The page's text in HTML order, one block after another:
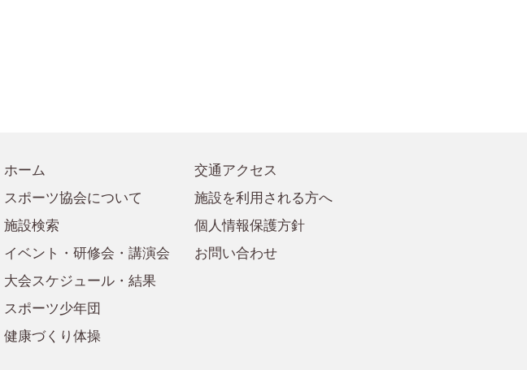
ホーム
スポーツ協会について
施設検索
イベント・研修会・講演会
大会スケジュール・結果
スポーツ少年団
健康づくり体操
交通アクセス
施設を利用される方へ
個人情報保護方針
お問い合わせ